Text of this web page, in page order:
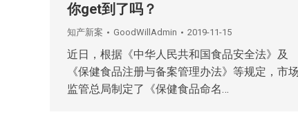
你get到了吗？
知产新案 GoodWillAdmin 2019-11-15
近日，根据《中华人民共和国食品安全法》及
《保健食品注册与备案管理办法》等规定，市场
监管总局制定了《保健食品命名…